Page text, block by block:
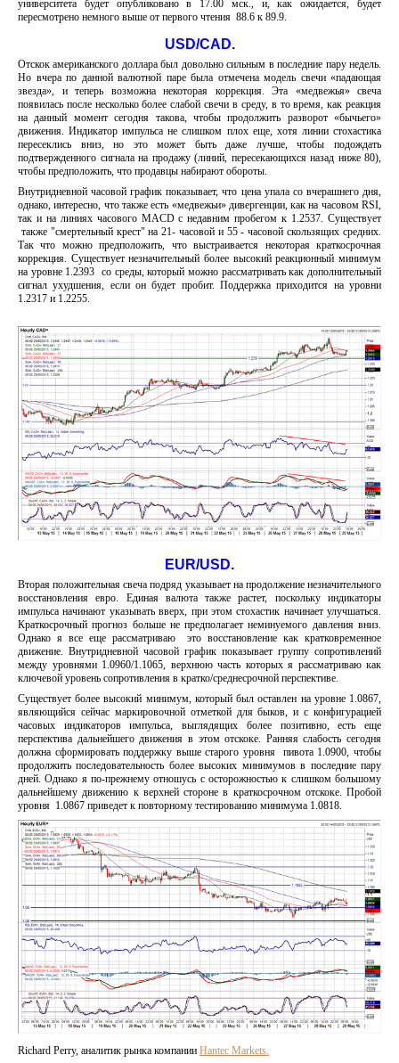
университета будет опубликовано в 17.00 мск., и, как ожидается, будет
пересмотрено немного выше от первого чтения 88.6 к 89.9.
USD/CAD.
Отскок американского доллара был довольно сильным в последние пару недель.
Но вчера по данной валютной паре была отмечена модель свечи «падающая
звезда», и теперь возможна некоторая коррекция. Эта «медвежья» свеча
появилась после несколько более слабой свечи в среду, в то время, как реакция
на данный момент сегодня такова, чтобы продолжить разворот «бычьего»
движения. Индикатор импульса не слишком плох еще, хотя линии стохастика
пересеклись вниз, но это может быть даже лучше, чтобы подождать
подтвержденного сигнала на продажу (линий, пересекающихся назад ниже 80),
чтобы предположить, что продавцы набирают обороты.
Внутридневной часовой график показывает, что цена упала со вчерашнего дня,
однако, интересно, что также есть «медвежьи» дивергенции, как на часовом RSI,
так и на линиях часового MACD с недавним пробегом к 1.2537. Существует
также "смертельный крест" на 21- часовой и 55 - часовой скользящих средних.
Так что можно предположить, что выстраивается некоторая краткосрочная
коррекция. Существует незначительный более высокий реакционный минимум
на уровне 1.2393 со среды, который можно рассматривать как дополнительный
сигнал ухудшения, если он будет пробит. Поддержка приходится на уровни
1.2317 и 1.2255.
EUR/USD.
Вторая положительная свеча подряд указывает на продолжение незначительного
восстановления евро. Единая валюта также растет, поскольку индикаторы
импульса начинают указывать вверх, при этом стохастик начинает улучшаться.
Краткосрочный прогноз больше не предполагает неминуемого давления вниз.
Однако я все еще рассматриваю это восстановление как кратковременное
движение. Внутридневной часовой график показывает группу сопротивлений
между уровнями 1.0960/1.1065, верхнюю часть которых я рассматриваю как
ключевой уровень сопротивления в кратко/среднесрочной перспективе.
Существует более высокий минимум, который был оставлен на уровне 1.0867,
являющийся сейчас маркировочной отметкой для быков, и с конфигурацией
часовых индикаторов импульса, выглядящих более позитивно, есть еще
перспектива дальнейшего движения в этом отскоке. Ранняя слабость сегодня
должна сформировать поддержку выше старого уровня пивота 1.0900, чтобы
продолжить последовательность более высоких минимумов в последние пару
дней. Однако я по-прежнему отношусь с осторожностью к слишком большому
дальнейшему движению к верхней стороне в краткосрочном отскоке. Пробой
уровня 1.0867 приведет к повторному тестированию минимума 1.0818.
Richard Perry, аналитик рынка компании Hantec Markets.